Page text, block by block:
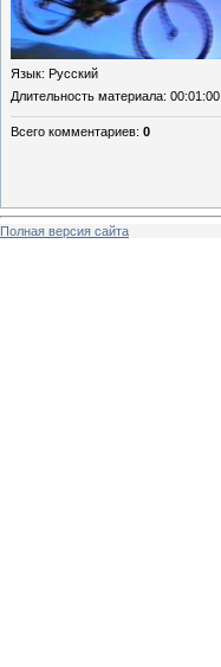
Язык: Русский
Длительность материала: 00:01:00
Всего комментариев: 0
Полная версия сайта